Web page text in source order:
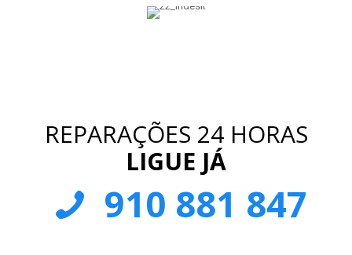
REPARAÇÕES 24 HORAS
LIGUE JÁ
910 881 847